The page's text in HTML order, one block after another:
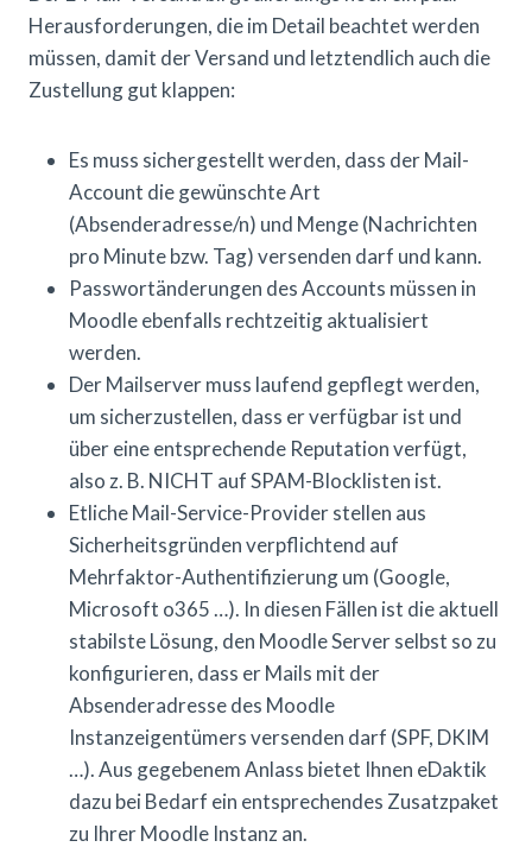
Herausforderungen, die im Detail beachtet werden
müssen, damit der Versand und letztendlich auch die
Zustellung gut klappen:
Es muss sichergestellt werden, dass der Mail-
Account die gewünschte Art
(Absenderadresse/n) und Menge (Nachrichten
pro Minute bzw. Tag) versenden darf und kann.
Passwortänderungen des Accounts müssen in
Moodle ebenfalls rechtzeitig aktualisiert
werden.
Der Mailserver muss laufend gepflegt werden,
um sicherzustellen, dass er verfügbar ist und
über eine entsprechende Reputation verfügt,
also z. B. NICHT auf SPAM-Blocklisten ist.
Etliche Mail-Service-Provider stellen aus
Sicherheitsgründen verpflichtend auf
Mehrfaktor-Authentifizierung um (Google,
Microsoft o365 …). In diesen Fällen ist die aktuell
stabilste Lösung, den Moodle Server selbst so zu
konfigurieren, dass er Mails mit der
Absenderadresse des Moodle
Instanzeigentümers versenden darf (SPF, DKIM
…). Aus gegebenem Anlass bietet Ihnen eDaktik
dazu bei Bedarf ein entsprechendes Zusatzpaket
zu Ihrer Moodle Instanz an.